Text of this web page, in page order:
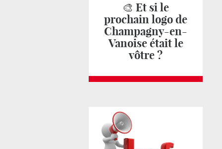
🎨 Et si le
prochain logo de
Champagny-en-
Vanoise était le
vôtre ?